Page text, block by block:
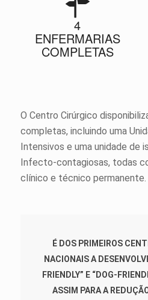
4
ENFERMARIAS
COMPLETAS
O Centro Cirúrgico
completas, incluindo uma
Intensivos e uma unidade de
Infecto-contagiosas, todas
clínico e técnico permanente.
É DOS PRIMEIROS
NACIONAIS A
FRIENDLY” E “DOG-
ASSIM PARA A